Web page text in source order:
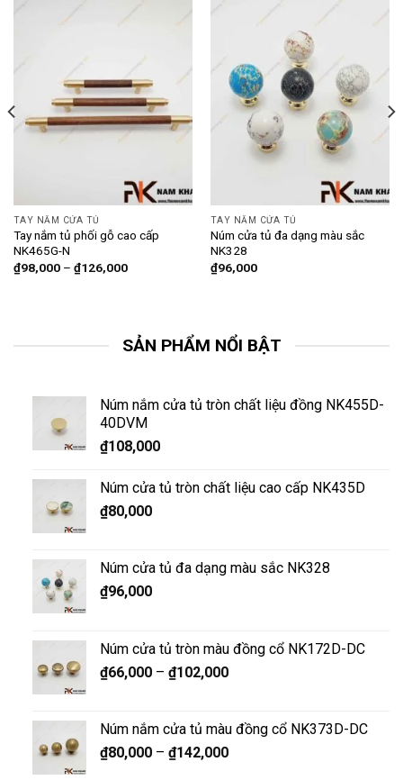
TAY NẮM CỬA TỦ
Tay nắm tủ phối gỗ cao cấp
NK465G-N
₫98,000– ₫126,000
TAY NẮM CỬA TỦ
Núm cửa tủ đa dạng màu sắc
NK328
₫96,000
SẢN PHẨM NỔI BẬT
Núm nắm cửa tủ tròn chất liệu đồng NK455D-
40DVM
₫108,000
Núm cửa tủ tròn chất liệu cao cấp NK435D
₫80,000
Núm cửa tủ đa dạng màu sắc NK328
₫96,000
Núm cửa tủ tròn màu đồng cổ NK172D-DC
₫66,000– ₫102,000
Núm nắm cửa tủ màu đồng cổ NK373D-DC
₫80,000– ₫142,000